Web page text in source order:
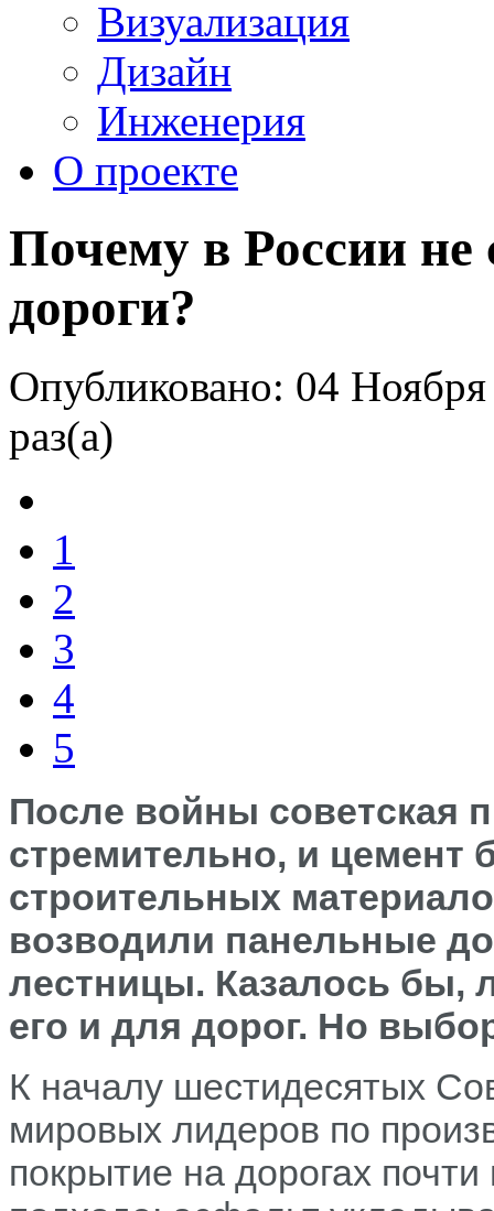
Визуализация
Дизайн
Инженерия
О проекте
Почему в России не
дороги?
Опубликовано: 04
раз(а)
1
2
3
4
5
После войны советская
стремительно, и цемент
строительных
возводили панельные
лестницы. Казалось бы,
его и для дорог. Но
К началу шестидесятых
мировых лидеров по
покрытие на дорогах